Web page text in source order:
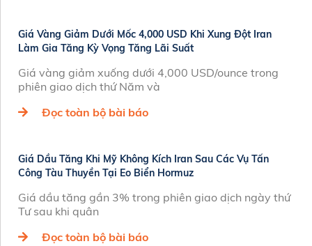
Giá Vàng Giảm Dưới Mốc 4,000 USD Khi Xung Đột Iran
Làm Gia Tăng Kỳ Vọng Tăng Lãi Suất
Giá vàng giảm xuống dưới 4,000 USD/ounce trong
phiên giao dịch thứ Năm và
Đọc toàn bộ bài báo
Giá Dầu Tăng Khi Mỹ Không Kích Iran Sau Các Vụ Tấn
Công Tàu Thuyền Tại Eo Biển Hormuz
Giá dầu tăng gần 3% trong phiên giao dịch ngày thứ
Tư sau khi quân
Đọc toàn bộ bài báo